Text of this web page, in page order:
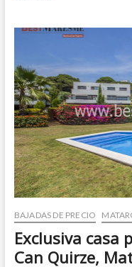
Vilassar
amplias
vistas
BAJADAS DE PRECIO
Exclusiva casa
Can Quirze,